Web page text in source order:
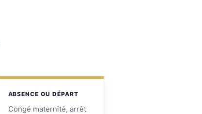
ABSENCE OU DÉPART
Congé maternité, arrêt